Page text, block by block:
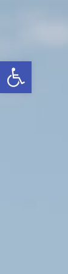
Open toolbar